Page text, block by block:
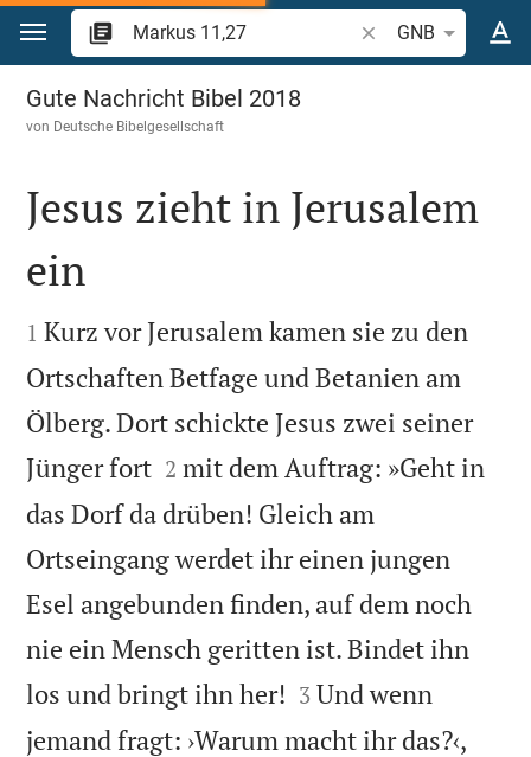
Zum Inhalt springen
Bibelstelle oder
GNB
Markus 11
Gute Nachricht Bibel 2018
von Deutsche Bibelgesellschaft

Jesus zieht in Jerusalem
ein

1 Kurz vor Jerusalem kamen sie zu den
Ortschaften Betfage und Betanien am
Ölberg. Dort schickte Jesus zwei seiner
Jünger fort
2 mit dem Auftrag: »Geht in
das Dorf da drüben! Gleich am
Ortseingang werdet ihr einen jungen
Esel angebunden finden, auf dem noch
nie ein Mensch geritten ist. Bindet ihn
los und bringt ihn her! 

3 Und wenn
jemand fragt: ›Warum macht ihr das?‹,